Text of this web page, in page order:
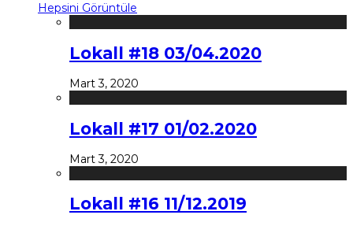
Hepsini Görüntüle
Lokall #18 03/04.2020
Mart 3, 2020
Lokall #17 01/02.2020
Mart 3, 2020
Lokall #16 11/12.2019